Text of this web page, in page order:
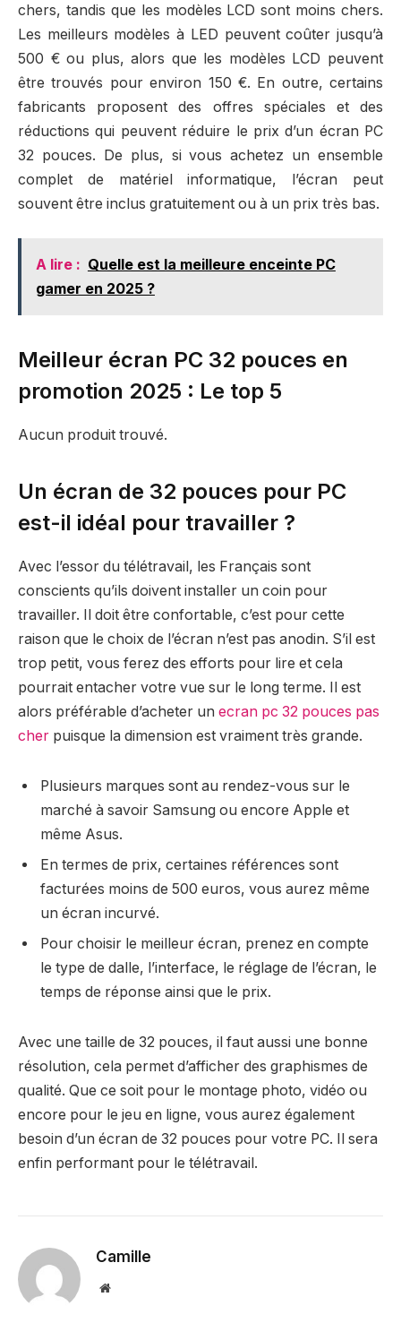
chers, tandis que les modèles LCD sont moins chers.
Les meilleurs modèles à LED peuvent coûter jusqu’à
500 € ou plus, alors que les modèles LCD peuvent
être trouvés pour environ 150 €. En outre, certains
fabricants proposent des offres spéciales et des
réductions qui peuvent réduire le prix d’un écran PC
32 pouces. De plus, si vous achetez un ensemble
complet de matériel informatique, l’écran peut
souvent être inclus gratuitement ou à un prix très bas.
A lire : Quelle est la meilleure enceinte PC
gamer en 2025 ?
Meilleur écran PC 32 pouces en
promotion 2025 : Le top 5
Aucun produit trouvé.
Un écran de 32 pouces pour PC
est-il idéal pour travailler ?
Avec l’essor du télétravail, les Français sont
conscients qu’ils doivent installer un coin pour
travailler. Il doit être confortable, c’est pour cette
raison que le choix de l’écran n’est pas anodin. S’il est
trop petit, vous ferez des efforts pour lire et cela
pourrait entacher votre vue sur le long terme. Il est
alors préférable d’acheter un ecran pc 32 pouces pas
cher puisque la dimension est vraiment très grande.
Plusieurs marques sont au rendez-vous sur le
marché à savoir Samsung ou encore Apple et
même Asus.
En termes de prix, certaines références sont
facturées moins de 500 euros, vous aurez même
un écran incurvé.
Pour choisir le meilleur écran, prenez en compte
le type de dalle, l’interface, le réglage de l’écran, le
temps de réponse ainsi que le prix.
Avec une taille de 32 pouces, il faut aussi une bonne
résolution, cela permet d’afficher des graphismes de
qualité. Que ce soit pour le montage photo, vidéo ou
encore pour le jeu en ligne, vous aurez également
besoin d’un écran de 32 pouces pour votre PC. Il sera
enfin performant pour le télétravail.
Camille
Website